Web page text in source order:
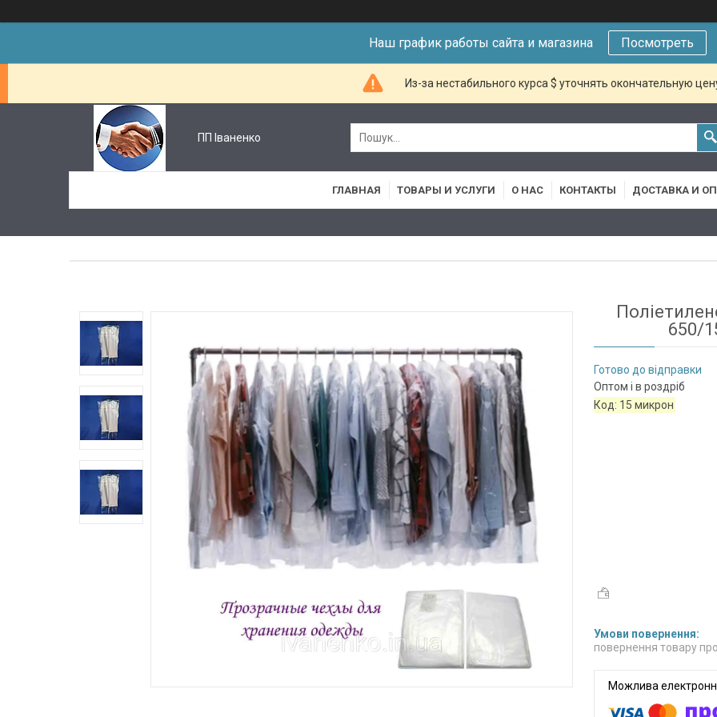
Наш график работы сайта и магазина Посмотреть
Из-за нестабильного курса $ уточнять окончательную
ПП Іваненко
ГЛАВНАЯ ТОВАРЫ И УСЛУГИ О НАС КОНТАКТЫ ДОСТАВКА И
650/
Готово до відправки
Оптом і в роздріб
Код: 15 микрон
повернення товару